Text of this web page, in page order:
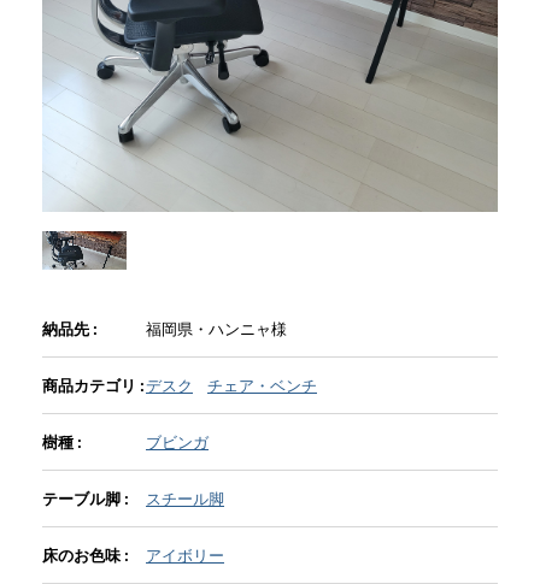
イベント
WEBカタログ
全商品一覧
納品事例
INFORMATION
MOKUBA CHANNEL
納品先 : 福岡県・ハンニャ様
商品カテゴリ :デスク チェア・ベンチ
樹種 : ブビンガ
テーブル脚 : スチール脚
床のお色味 : アイボリー